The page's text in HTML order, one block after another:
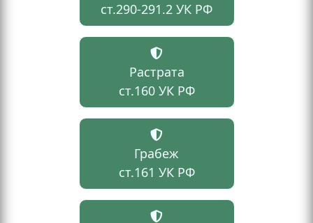
ст.290-291.2 УК РФ
Растрата
ст.160 УК РФ
Грабеж
ст.161 УК РФ